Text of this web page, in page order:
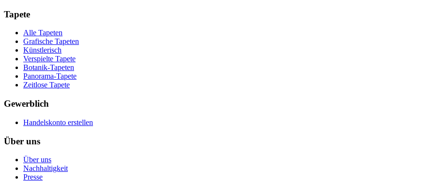
Tapete
Alle Tapeten
Grafische Tapeten
Künstlerisch
Verspielte Tapete
Botanik-Tapeten
Panorama-Tapete
Zeitlose Tapete
Gewerblich
Handelskonto erstellen
Über uns
Über uns
Nachhaltigkeit
Presse